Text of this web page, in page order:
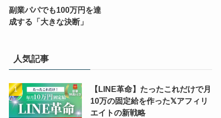
副業パパでも100万円を達
成する「大きな決断」
人気記事
【LINE革命】たったこれだけで月
10万の固定給を作った𝕏アフィリ
エイトの新戦略